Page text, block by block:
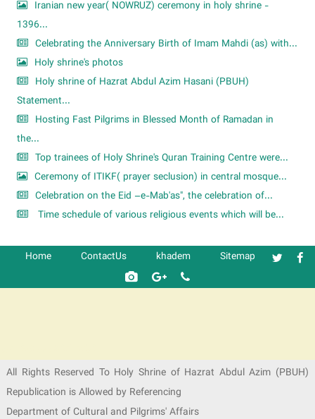
Iranian new year( NOWRUZ) ceremony in holy shrine -
1396...
Celebrating the Anniversary Birth of Imam Mahdi (as) with...
Holy shrine's photos
Holy shrine of Hazrat Abdul Azim Hasani (PBUH)
Statement...
Hosting Fast Pilgrims in Blessed Month of Ramadan in
the...
Top trainees of Holy Shrine's Quran Training Centre were...
Ceremony of ITIKF( prayer seclusion) in central mosque...
Celebration on the Eid –e-Mab'as", the celebration of...
Time schedule of various religious events which will be...
Home ContactUs khadem Sitemap
All Rights Reserved To Holy Shrine of Hazrat Abdul Azim (PBUH)
Republication is Allowed by Referencing
Department of Cultural and Pilgrims' Affairs